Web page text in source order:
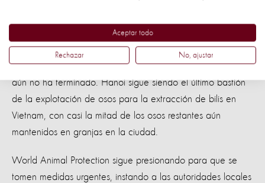
Si bien celebramos estos logros notables, nuestro trabajo
aún no ha terminado. Hanoi sigue siendo el último bastión
de la explotación de osos para la extracción de bilis en
Vietnam, con casi la mitad de los osos restantes aún
mantenidos en granjas en la ciudad.
World Animal Protection sigue presionando para que se
tomen medidas urgentes, instando a las autoridades locales
Aceptar todo
Rechazar No, ajustar